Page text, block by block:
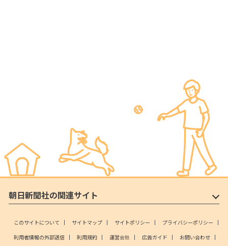
朝日新聞社の関連サイト
このサイトについて サイトマップ サイトポリシー
プライバシーポリシー
利用者情報の外部送信
利用規約 運営会社 広告ガイド
お問い合わせ